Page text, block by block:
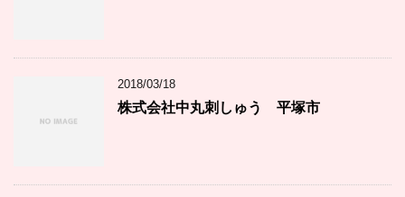
2018/03/18
株式会社中丸刺しゅう 平塚市